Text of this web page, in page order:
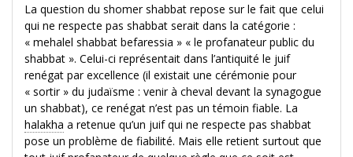
La question du shomer shabbat repose sur le fait que celui
qui ne respecte pas shabbat serait dans la catégorie :
« mehalel shabbat befaressia » « le profanateur public du
shabbat ». Celui-ci représentait dans l’antiquité le juif
renégat par excellence (il existait une cérémonie pour
« sortir » du judaïsme : venir à cheval devant la synagogue
un shabbat), ce renégat n’est pas un témoin fiable. La
halakha a retenue qu’un juif qui ne respecte pas shabbat
pose un problème de fiabilité. Mais elle retient surtout que